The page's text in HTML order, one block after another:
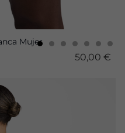
Mujer
50,00 €